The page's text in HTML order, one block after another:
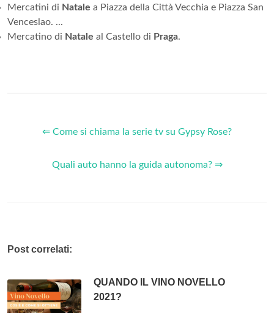
Mercatini di Natale a Piazza della Città Vecchia e Piazza San
Venceslao. ...
Mercatino di Natale al Castello di Praga.
⇐ Come si chiama la serie tv su Gypsy Rose?
Quali auto hanno la guida autonoma? ⇒
Post correlati:
QUANDO IL VINO NOVELLO
2021?